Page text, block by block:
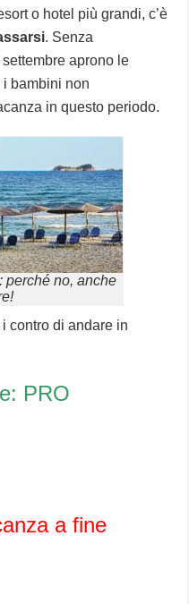
o hotel più grandi, c’è
. Senza
aprono le
bambini non
in questo periodo.
perché no, anche
contro di andare in
PRO
a fine